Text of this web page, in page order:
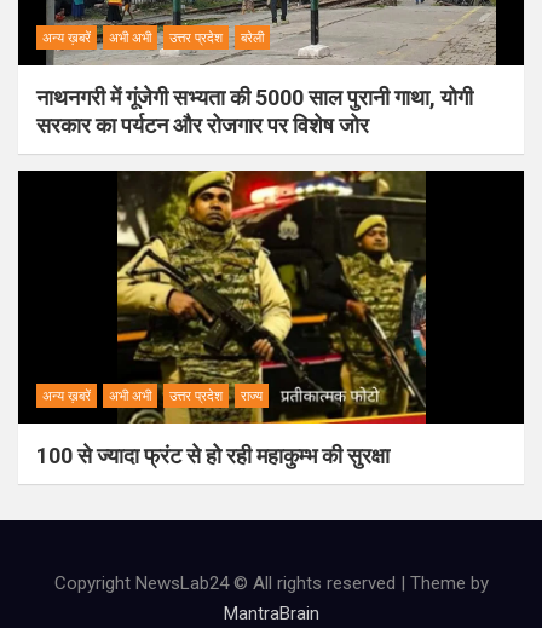
अन्य ख़बरें अभी अभी उत्तर प्रदेश बरेली
नाथनगरी में गूंजेगी सभ्यता की 5000 साल पुरानी गाथा, योगी
सरकार का पर्यटन और रोजगार पर विशेष जोर
अन्य ख़बरें अभी अभी उत्तर प्रदेश राज्य
100 से ज्यादा फ्रंट से हो रही महाकुम्भ की सुरक्षा
Copyright NewsLab24 © All rights reserved | Theme by
MantraBrain